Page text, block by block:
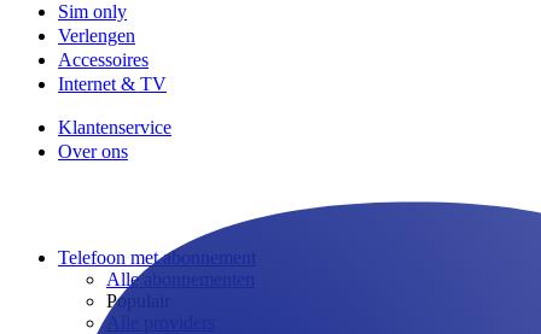
Sim only
Verlengen
Accessoires
Internet & TV
Klantenservice
Over ons
Telefoon met abonnement
Alle abonnementen
Populair
Alle providers